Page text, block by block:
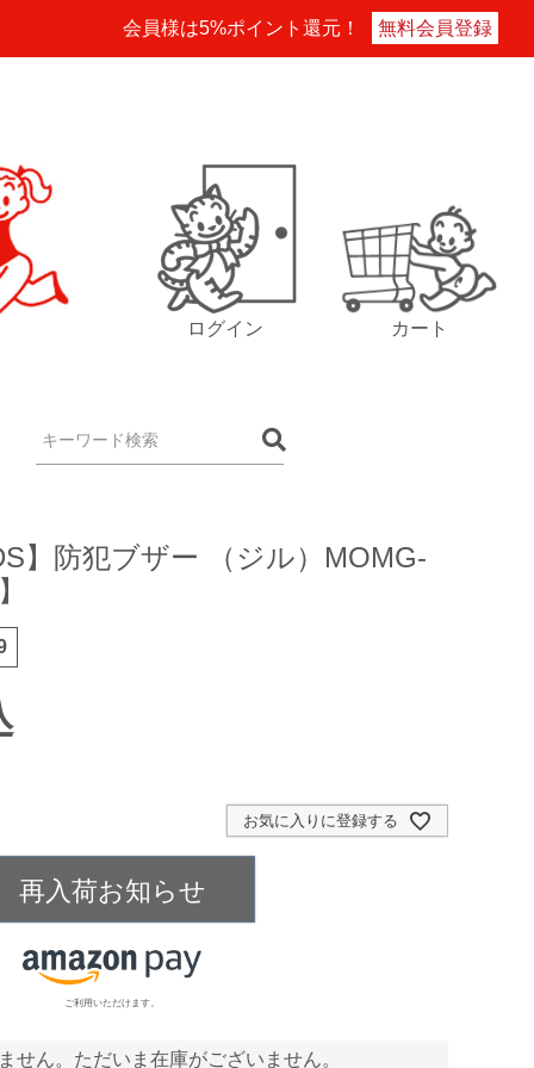
会員様は5%ポイント還元！ 無料会員登録
ログイン カート
】防犯ブザー （ジル）MOMG-
お気に入りに登録する
再入荷お知らせ
ご利用いただけます。
せん。ただいま在庫がございません。